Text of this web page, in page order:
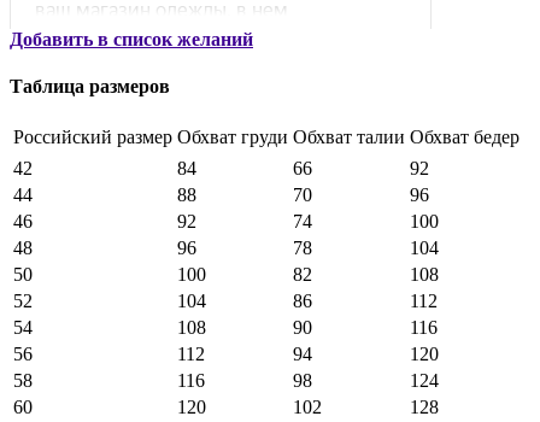
Добавить в список желаний
Таблица размеров
Российский размер Обхват груди Обхват талии Обхват бедер
42
84 66
92
44
88 70
96
46
92 74
100
48
96 78
104
50
100 82
108
52
104 86
112
54
108 90
116
56
112 94
120
58
116 98
124
60
120 102
128